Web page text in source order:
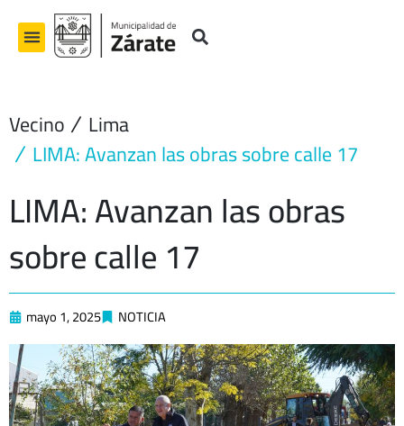
contenido
Vecino Lima
LIMA: Avanzan las obras sobre calle 17
LIMA: Avanzan las obras
sobre calle 17
mayo 1, 2025 NOTICIA